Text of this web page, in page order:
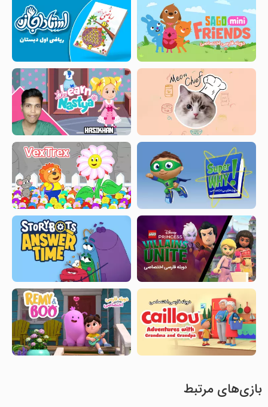
بازی‌های مرتبط